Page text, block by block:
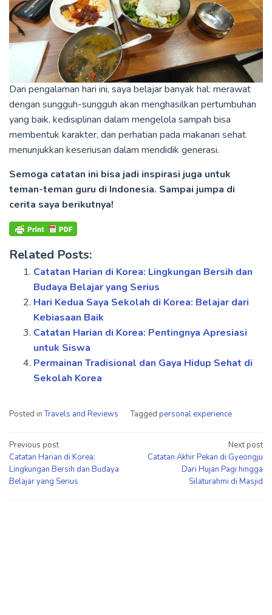
Dari pengalaman hari ini, saya belajar banyak hal: merawat
dengan sungguh-sungguh akan menghasilkan pertumbuhan
yang baik, kedisiplinan dalam mengelola sampah bisa
membentuk karakter, dan perhatian pada makanan sehat
menunjukkan keseriusan dalam mendidik generasi.
Semoga catatan ini bisa jadi inspirasi juga untuk
teman-teman guru di Indonesia. Sampai jumpa di
cerita saya berikutnya!
Related Posts:
Catatan Harian di Korea: Lingkungan Bersih dan
Budaya Belajar yang Serius
Hari Kedua Saya Sekolah di Korea: Belajar dari
Kebiasaan Baik
Catatan Harian di Korea: Pentingnya Apresiasi
untuk Siswa
Permainan Tradisional dan Gaya Hidup Sehat di
Sekolah Korea
Posted inTravels and Reviews Tagged personal experience
Post
navigation
Previous post
Catatan Harian di Korea:
Lingkungan Bersih dan Budaya
Belajar yang Serius
Next post
Catatan Akhir Pekan di Gyeongju
Dari Hujan Pagi hingga
Silaturahmi di Masjid